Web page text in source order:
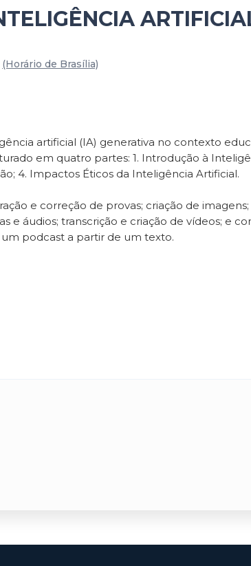
(Horário de Brasília)
artificial (IA) generativa no contexto
em quatro partes: 1. Introdução à
4. Impactos Éticos da Inteligência Artificial.
e correção de provas; criação de
e áudios; transcrição e criação de vídeos; e
podcast a partir de um texto.